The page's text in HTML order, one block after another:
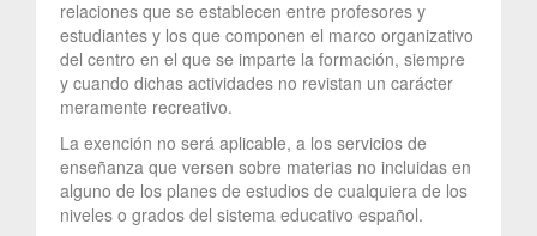
relaciones que se establecen entre profesores y
estudiantes y los que componen el marco organizativo
del centro en el que se imparte la formación, siempre
y cuando dichas actividades no revistan un carácter
meramente recreativo.
La exención no será aplicable, a los servicios de
enseñanza que versen sobre materias no incluidas en
alguno de los planes de estudios de cualquiera de los
niveles o grados del sistema educativo español.